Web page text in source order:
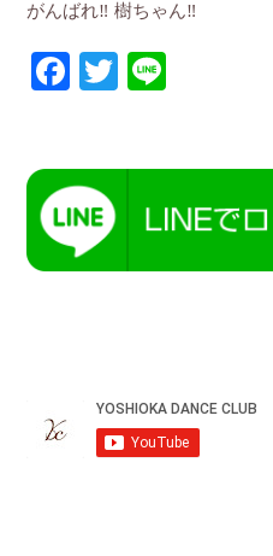
がんばれ‼︎ 樹ちゃん‼︎
Facebook
Twitter